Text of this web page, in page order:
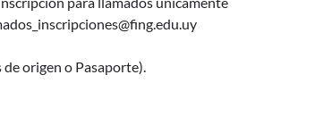
origen o Pasaporte).